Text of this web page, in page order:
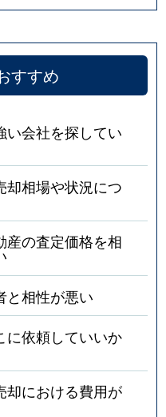
すすめ
い会社を探してい
却相場や状況につ
産の査定価格を相
と相性が悪い
に依頼していいか
却における費用が